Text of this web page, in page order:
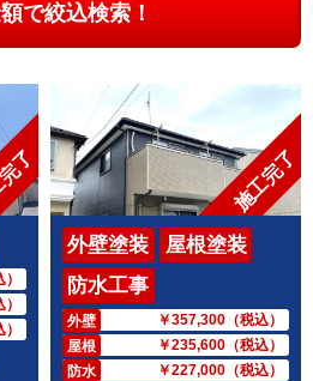
で絞込検索！
了 施工完了
外壁塗装
屋根塗装
防水工事
外壁
￥357,300（税込）
屋根
￥235,600（税込）
防水
￥227,000（税込）